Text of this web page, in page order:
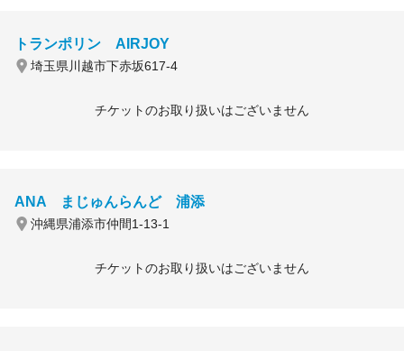
トランポリン AIRJOY
埼玉県川越市下赤坂617-4
チケットのお取り扱いはございません
ANA まじゅんらんど 浦添
沖縄県浦添市仲間1-13-1
チケットのお取り扱いはございません